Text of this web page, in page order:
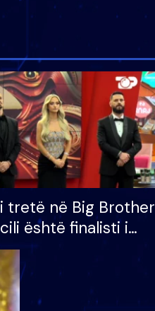
tretë në Big Brother
është finalisti i
që lë shtëpinë